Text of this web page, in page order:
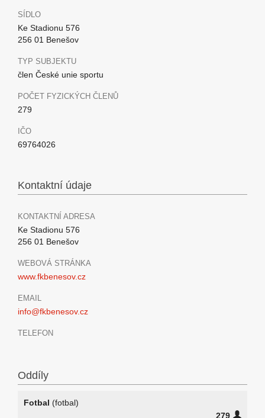
SÍDLO
Ke Stadionu 576
256 01 Benešov
TYP SUBJEKTU
člen České unie sportu
POČET FYZICKÝCH ČLENŮ
279
IČO
69764026
Kontaktní údaje
KONTAKTNÍ ADRESA
Ke Stadionu 576
256 01 Benešov
WEBOVÁ STRÁNKA
www.fkbenesov.cz
EMAIL
info@fkbenesov.cz
TELEFON
Oddíly
Fotbal (fotbal)
279